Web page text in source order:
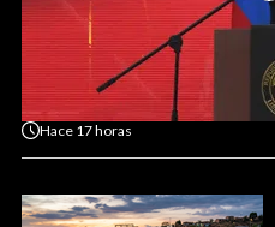
Hace 17 horas